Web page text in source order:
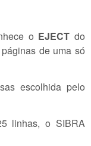
o EJECT do
de uma só
escolhida pelo
linhas, o SIBRA